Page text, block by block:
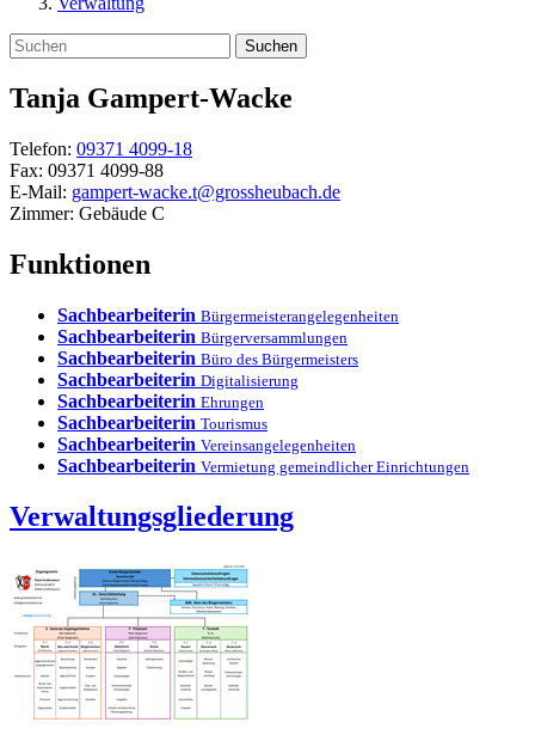
Suchen
Tanja Gampert-Wacke
Telefon: 09371 4099-18
Fax: 09371 4099-88
E-Mail: gampert-wacke.t@grossheubach.de
Zimmer: Gebäude C
Funktionen
Sachbearbeiterin Bürgermeisterangelegenheiten
Sachbearbeiterin Bürgerversammlungen
Sachbearbeiterin Büro des Bürgermeisters
Sachbearbeiterin Digitalisierung
Sachbearbeiterin Ehrungen
Sachbearbeiterin Tourismus
Sachbearbeiterin Vereinsangelegenheiten
Sachbearbeiterin Vermietung gemeindlicher Einrichtungen
Verwaltungsgliederung